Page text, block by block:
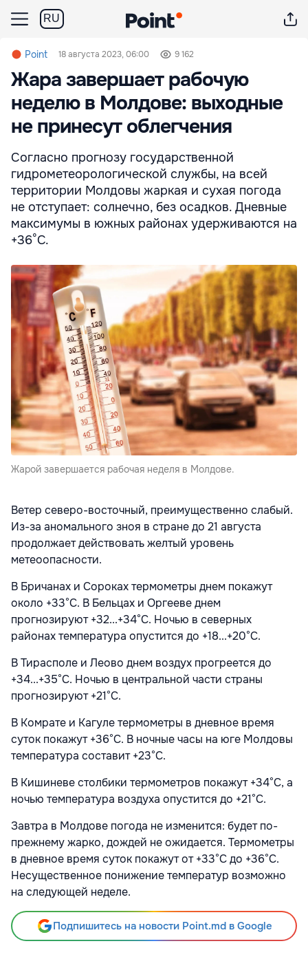
RU
Point 18 августа 2023, 06:00 9 162
Жара завершает рабочую
неделю в Молдове: выходные
не принесут облегчения
Согласно прогнозу государственной
гидрометеорологической службы, на всей
территории Молдовы жаркая и сухая погода
не отступает: солнечно, без осадков. Дневные
максимумы в южных районах удерживаются на
+36°С.
Жарой завершается рабочая неделя в Молдове.
Ветер северо-восточный, преимущественно слабый.
Из-за аномального зноя в стране до 21 августа
продолжает действовать желтый уровень
метеоопасности.
В Бричанах и Сороках термометры днем покажут
около +33°С. В Бельцах и Оргееве днем
прогнозируют +32...+34°С. Ночью в северных
районах температура опустится до +18...+20°С.
В Тирасполе и Леово днем воздух прогреется до
+34...+35°С. Ночью в центральной части страны
прогнозируют +21°С.
В Комрате и Кагуле термометры в дневное время
суток покажут +36°С. В ночные часы на юге Молдовы
температура составит +23°С.
В Кишиневе столбики термометров покажут +34°С, а
ночью температура воздуха опустится до +21°С.
Завтра в Молдове погода не изменится: будет по-
прежнему жарко, дождей не ожидается. Термометры
в дневное время суток покажут от +33°С до +36°С.
Несущественное понижение температур возможно
на следующей неделе.
Подпишитесь на новости Point.md в Google